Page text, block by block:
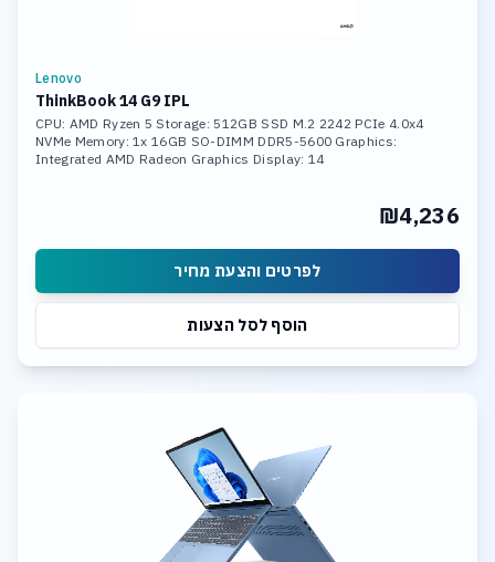
Lenovo
ThinkBook 14 G9 IPL
CPU: AMD Ryzen 5 Storage: 512GB SSD M.2 2242 PCIe 4.0x4
NVMe Memory: 1x 16GB SO-DIMM DDR5-5600 Graphics:
Integrated AMD Radeon Graphics Display: 14
₪4,236
לפרטים והצעת מחיר
הוסף לסל הצעות